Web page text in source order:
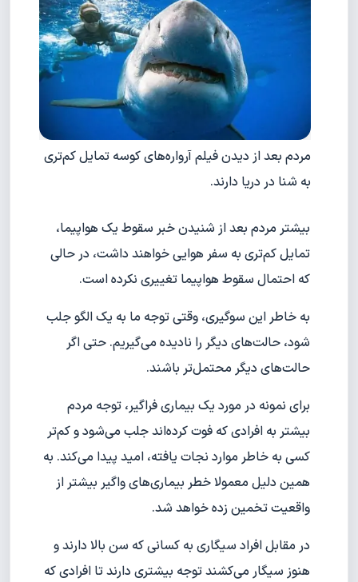
مردم بعد از دیدن فیلم آرواره‌های کوسه تمایل کم‌تری
به شنا در دریا دارند.
بیشتر مردم بعد از شنیدن خبر سقوط یک هواپیما،
تمایل کم‌تری به سفر هوایی خواهند داشت، در حالی
که احتمال سقوط هواپیما تغییری نکرده است.
به خاطر این سوگیری، وقتی توجه ما به یک الگو جلب
شود، حالت‌های دیگر را نادیده می‌گیریم. حتی اگر
حالت‌های دیگر محتمل‌تر باشند.
برای نمونه در مورد یک بیماری فراگیر، توجه مردم
بیشتر به افرادی که فوت کرده‌اند جلب می‌شود و کم‌تر
کسی به خاطر موارد نجات یافته، امید پیدا می‌کند. به
همین دلیل معمولا خطر بیماری‌های واگیر بیشتر از
واقعیت تخمین زده خواهد شد.
در مقابل افراد سیگاری به کسانی که سن بالا دارند و
هنوز سیگار می‌کشند توجه بیشتری دارند تا افرادی که